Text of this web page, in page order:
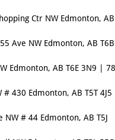
Ctr NW Edmonton, AB
Ave NW Edmonton, AB T6B
Edmonton, AB T6E 3N9 |
# 430 Edmonton, AB T5T
NW # 44 Edmonton, AB T5J